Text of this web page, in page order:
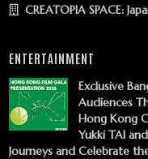
CREATOPIA SPACE:
ENTERTAINMENT
Exclusive
Audiences
Hong Kong
Yukki TAI
Journeys and Celebrate